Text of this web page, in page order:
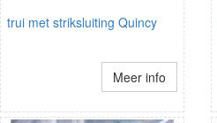
trui met striksluiting Quincy
Meer info